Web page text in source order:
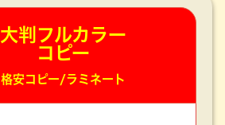
大判フルカラー
コピー
格安コピー/ラミネート